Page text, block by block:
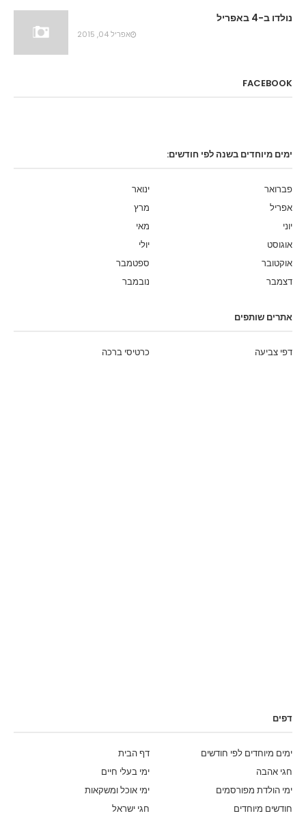
נולדו ב-4 באפריל
אפריל 04, 2015
FACEBOOK
ימים מיוחדים בשנה לפי חודשים:
ינואר
פברואר
מרץ
אפריל
מאי
יוני
יולי
אוגוסט
ספטמבר
אוקטובר
נובמבר
דצמבר
אתרים שותפים
כרטיסי ברכה דפי צביעה
דפים
דף הבית
ימים מיוחדים לפי חודשים
ימי בעלי חיים
חגי אהבה
ימי אוכל ומשקאות
ימי הולדת מפורסמים
חגי ישראל
חודשים מיוחדים